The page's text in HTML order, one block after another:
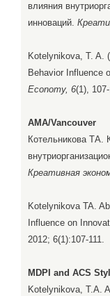
влияния
инноваций.
Kotelynikova, T. A.
Behavior Influence
Economy, 6(1), 107-
AMA/Vancouver
Котельникова ТА.
Креативная
Kotelynikova TA.
Influence on
2012; 6(1):107-111.
MDPI and ACS
Kotelynikova, T.A.